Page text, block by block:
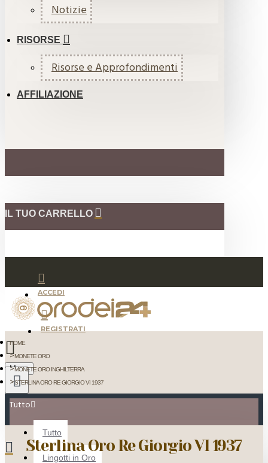
Notizie
RISORSE
Risorse e Approfondimenti
AFFILIAZIONE
IL TUO CARRELLO
ACCEDI
REGISTRATI
Menu
Tutto
Tutto
Lingotti in Oro
HOME
MONETE ORO
MONETE ORO INGHILTERRA
STERLINA ORO RE GIORGIO VI 1937
Sterlina Oro Re Giorgio VI 1937